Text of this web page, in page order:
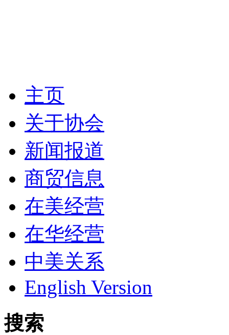
主页
关于协会
新闻报道
商贸信息
在美经营
在华经营
中美关系
English Version
搜索